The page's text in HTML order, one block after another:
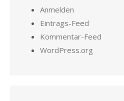
Anmelden
Eintrags-Feed
Kommentar-Feed
WordPress.org